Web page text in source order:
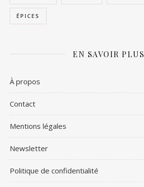
ÉPICES
EN SAVOIR PLUS
À propos
Contact
Mentions légales
Newsletter
Politique de confidentialité